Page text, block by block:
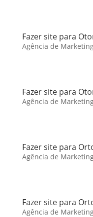
Fazer site para
Agência de
Fazer site para
Agência de
Fazer site para
Agência de
Fazer site para
Agência de